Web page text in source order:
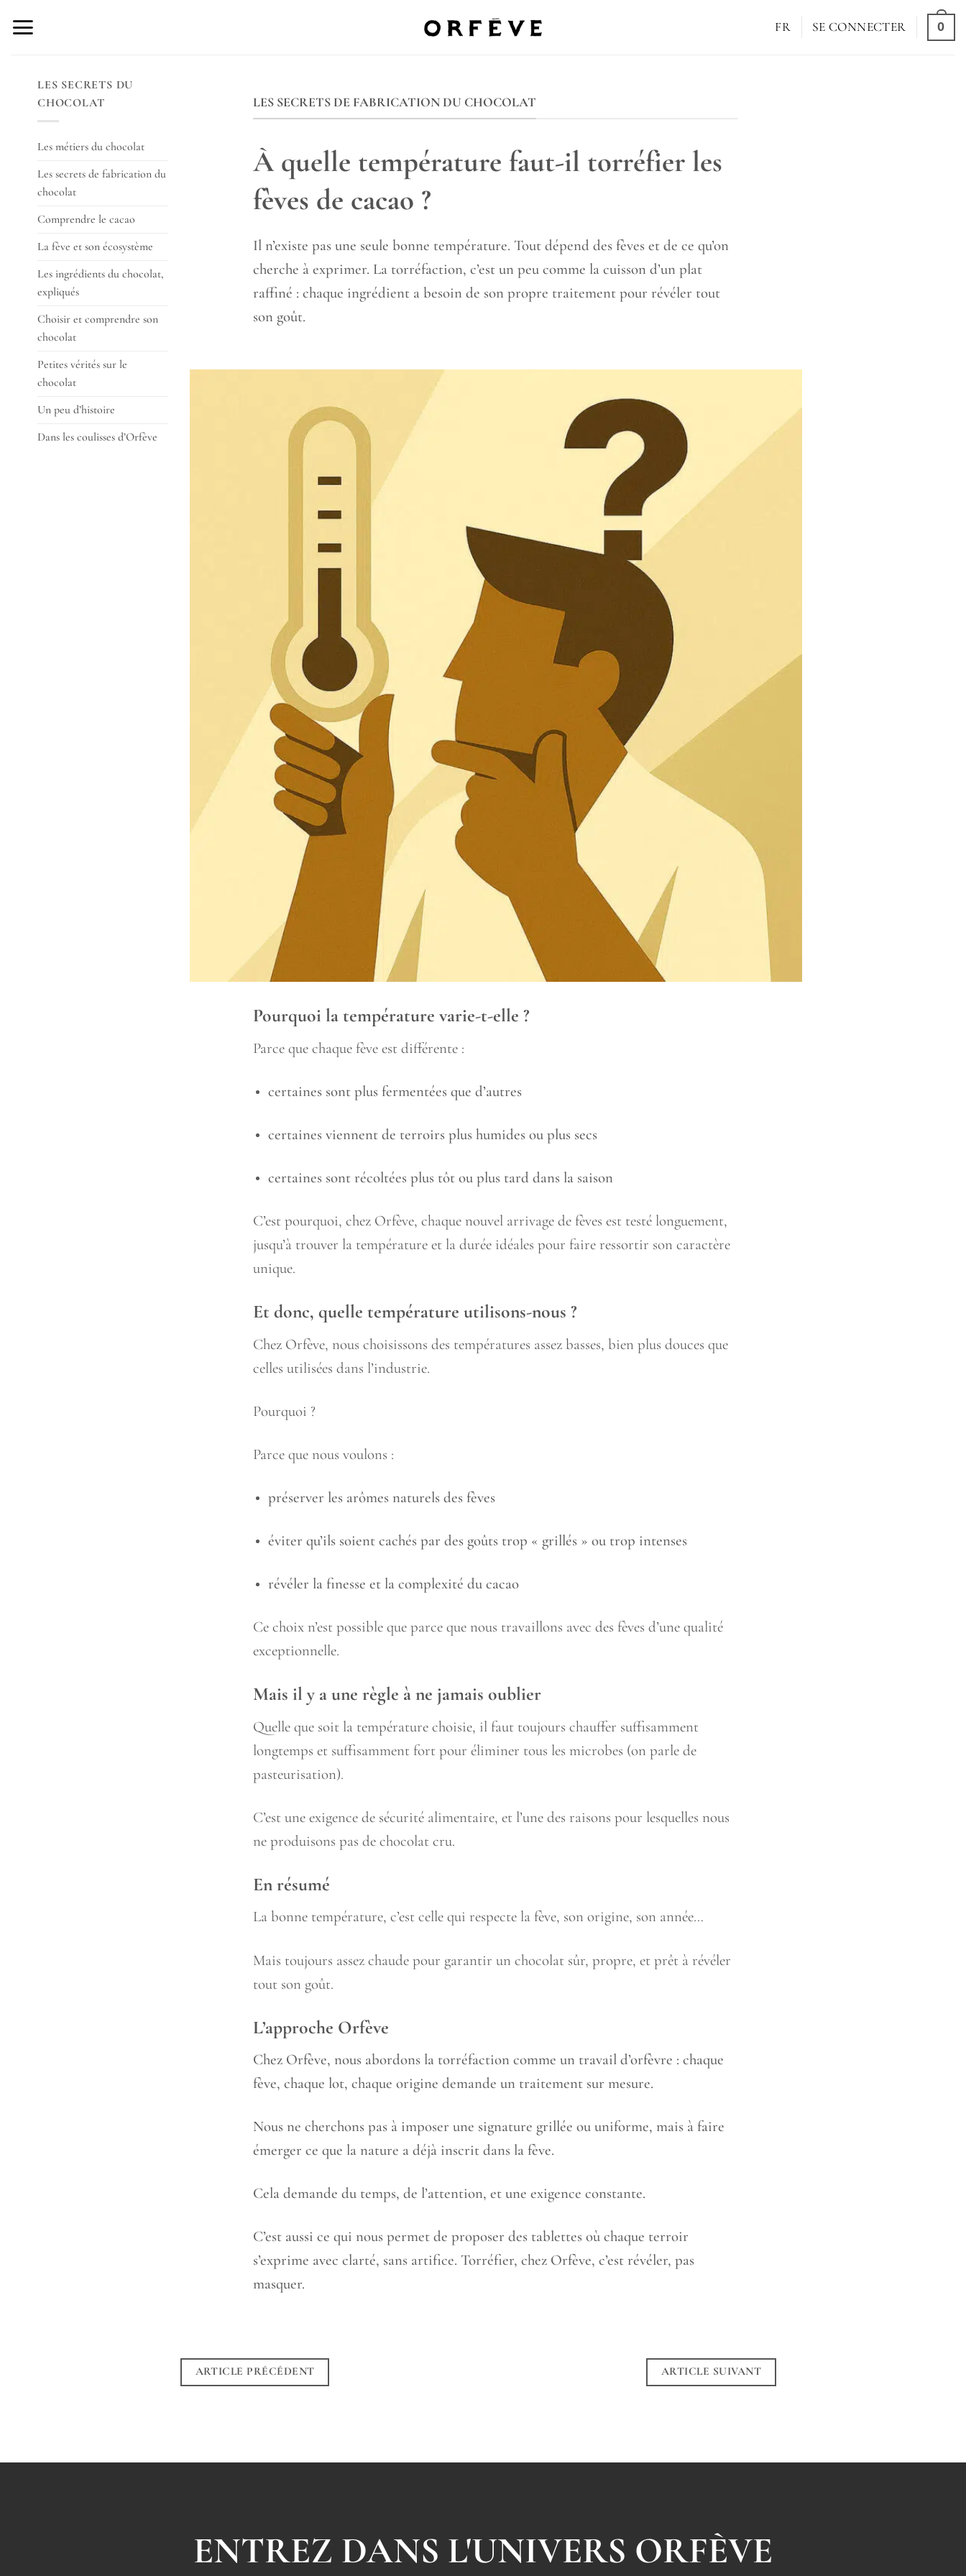
FR SE CONNECTER 0
LES SECRETS DU
CHOCOLAT
Les métiers du chocolat
Les secrets de fabrication du
chocolat
Comprendre le cacao
La fève et son écosystème
Les ingrédients du chocolat,
expliqués
Choisir et comprendre son
chocolat
Petites vérités sur le
chocolat
Un peu d’histoire
Dans les coulisses d’Orfève
LES SECRETS DE FABRICATION DU CHOCOLAT
À quelle température faut-il torréfier les
fèves de cacao ?
Il n’existe pas une seule bonne température. Tout dépend des fèves et de ce qu’on
cherche à exprimer. La torréfaction, c’est un peu comme la cuisson d’un plat
raffiné : chaque ingrédient a besoin de son propre traitement pour révéler tout
son goût.
Pourquoi la température varie-t-elle ?
Parce que chaque fève est différente :
certaines sont plus fermentées que d’autres
certaines viennent de terroirs plus humides ou plus secs
certaines sont récoltées plus tôt ou plus tard dans la saison
C’est pourquoi, chez Orfève, chaque nouvel arrivage de fèves est testé longuement,
jusqu’à trouver la température et la durée idéales pour faire ressortir son caractère
unique.
Et donc, quelle température utilisons-nous ?
Chez Orfève, nous choisissons des températures assez basses, bien plus douces que
celles utilisées dans l’industrie.
Pourquoi ?
Parce que nous voulons :
préserver les arômes naturels des fèves
éviter qu’ils soient cachés par des goûts trop « grillés » ou trop intenses
révéler la finesse et la complexité du cacao
Ce choix n’est possible que parce que nous travaillons avec des fèves d’une qualité
exceptionnelle.
Mais il y a une règle à ne jamais oublier
Quelle que soit la température choisie, il faut toujours chauffer suffisamment
longtemps et suffisamment fort pour éliminer tous les microbes (on parle de
pasteurisation).
C’est une exigence de sécurité alimentaire, et l’une des raisons pour lesquelles nous
ne produisons pas de chocolat cru.
En résumé
La bonne température, c’est celle qui respecte la fève, son origine, son année…
Mais toujours assez chaude pour garantir un chocolat sûr, propre, et prêt à révéler
tout son goût.
L’approche Orfève
Chez Orfève, nous abordons la torréfaction comme un travail d’orfèvre : chaque
fève, chaque lot, chaque origine demande un traitement sur mesure.
Nous ne cherchons pas à imposer une signature grillée ou uniforme, mais à faire
émerger ce que la nature a déjà inscrit dans la fève.
Cela demande du temps, de l’attention, et une exigence constante.
C’est aussi ce qui nous permet de proposer des tablettes où chaque terroir
s’exprime avec clarté, sans artifice. Torréfier, chez Orfève, c’est révéler, pas
masquer.
ARTICLE PRÉCÉDENT ARTICLE SUIVANT
ENTREZ DANS L'UNIVERS ORFÈVE